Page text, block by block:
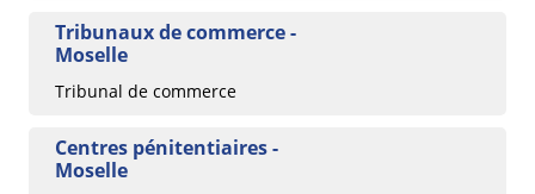
Tribunaux de commerce -
Moselle
Tribunal de commerce
Centres pénitentiaires -
Moselle